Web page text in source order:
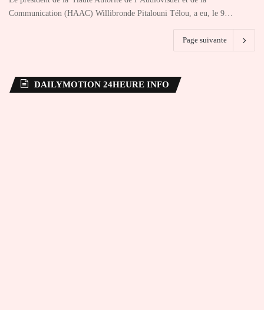
Communication (HAAC) Willibronde Pitalouni Télou, a eu, le 9…
Page suivante
DAILYMOTION 24HEURE INFO